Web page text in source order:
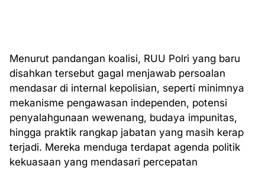
Menurut pandangan koalisi, RUU Polri yang baru
disahkan tersebut gagal menjawab persoalan
mendasar di internal kepolisian, seperti minimnya
mekanisme pengawasan independen, potensi
penyalahgunaan wewenang, budaya impunitas,
hingga praktik rangkap jabatan yang masih kerap
terjadi. Mereka menduga terdapat agenda politik
kekuasaan yang mendasari percepatan